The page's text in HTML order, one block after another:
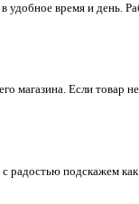
удобное время и день.
магазина. Если товар
радостью подскажем